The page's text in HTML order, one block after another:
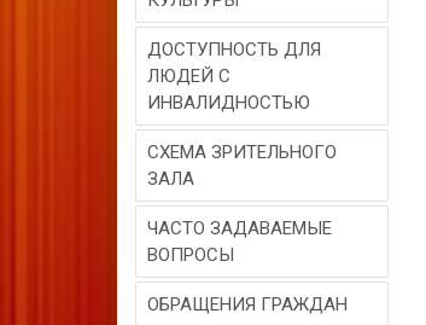
ДОСТУПНОСТЬ ДЛЯ
ЛЮДЕЙ С
ИНВАЛИДНОСТЬЮ
СХЕМА ЗРИТЕЛЬНОГО
ЗАЛА
ЧАСТО ЗАДАВАЕМЫЕ
ВОПРОСЫ
ОБРАЩЕНИЯ ГРАЖДАН